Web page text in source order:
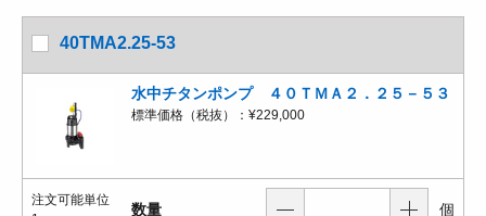
40TMA2.25-53
水中チタンポンプ ４０ＴＭＡ２．２５－５３
標準価格（税抜）： ¥229,000
注文可能単位
数量 個